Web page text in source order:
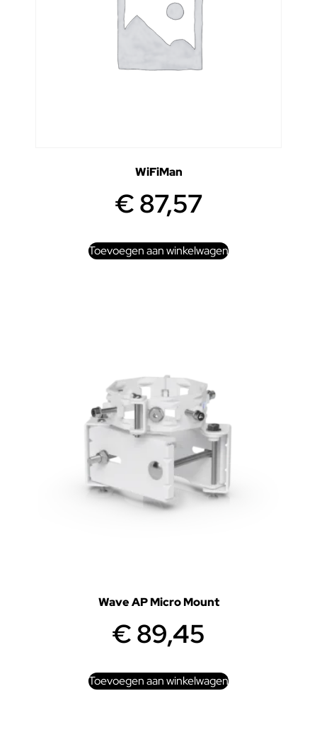
WiFiMan
€87,57
Toevoegen aan winkelwagen
Wave AP Micro Mount
€89,45
Toevoegen aan winkelwagen